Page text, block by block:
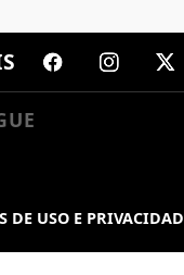
DE USO E